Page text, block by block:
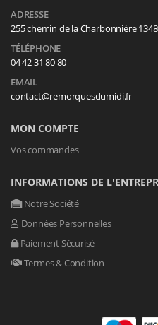
ADRESSE
255 chemin de la Charbonnière
TÉLÉPHONE
04 42 31 80 80
EMAIL
contact@remorquesdumidi.fr
MON COMPTE
Vos commandes
INFORMATIONS DE
Notre Société
Données Personnelles
Paiement Sécurisé
Termes & Condition